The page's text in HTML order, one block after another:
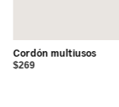
Cordón multiusos
$269